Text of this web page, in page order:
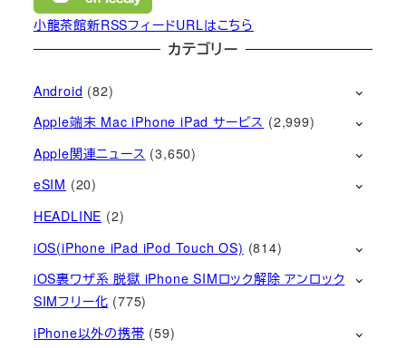
小龍茶館新RSSフィードURLはこちら
カテゴリー
Android (82)
Apple端末 Mac iPhone iPad サービス (2,999)
Apple関連ニュース (3,650)
eSIM (20)
HEADLINE (2)
iOS(iPhone iPad iPod Touch OS) (814)
iOS裏ワザ系 脱獄 iPhone SIMロック解除 アンロック
SIMフリー化 (775)
iPhone以外の携帯 (59)